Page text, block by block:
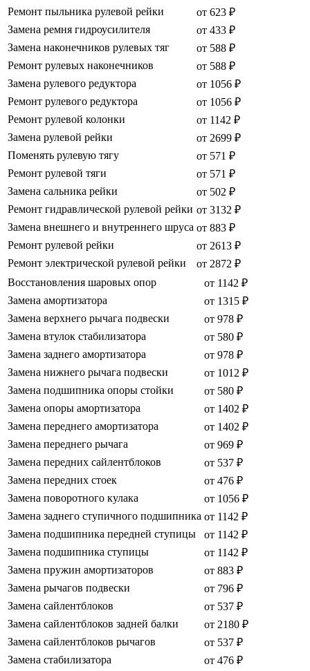
Ремонт пыльника рулевой рейки
от 623 ₽
Замена ремня гидроусилителя
от 433 ₽
Замена наконечников рулевых тяг
от 588 ₽
Ремонт рулевых наконечников
от 588 ₽
Замена рулевого редуктора
от 1056 ₽
Ремонт рулевого редуктора
от 1056 ₽
Ремонт рулевой колонки
от 1142 ₽
Замена рулевой рейки
от 2699 ₽
Поменять рулевую тягу
от 571 ₽
Ремонт рулевой тяги
от 571 ₽
Замена сальника рейки
от 502 ₽
Ремонт гидравлической рулевой рейки от 3132 ₽
Замена внешнего и внутреннего шруса от 883 ₽
Ремонт рулевой рейки
от 2613 ₽
Ремонт электрической рулевой рейки
от 2872 ₽
Восстановления шаровых опор
от 1142 ₽
Замена амортизатора
от 1315 ₽
Замена верхнего рычага подвески
от 978 ₽
Замена втулок стабилизатора
от 580 ₽
Замена заднего амортизатора
от 978 ₽
Замена нижнего рычага подвески
от 1012 ₽
Замена подшипника опоры стойки
от 580 ₽
Замена опоры амортизатора
от 1402 ₽
Замена переднего амортизатора
от 1402 ₽
Замена переднего рычага
от 969 ₽
Замена передних сайлентблоков
от 537 ₽
Замена передних стоек
от 476 ₽
Замена поворотного кулака
от 1056 ₽
Замена заднего ступичного подшипника от 1142 ₽
Замена подшипника передней ступицы
от 1142 ₽
Замена подшипника ступицы
от 1142 ₽
Замена пружин амортизаторов
от 883 ₽
Замена рычагов подвески
от 796 ₽
Замена сайлентблоков
от 537 ₽
Замена сайлентблоков задней балки
от 2180 ₽
Замена сайлентблоков рычагов
от 537 ₽
Замена стабилизатора
от 476 ₽